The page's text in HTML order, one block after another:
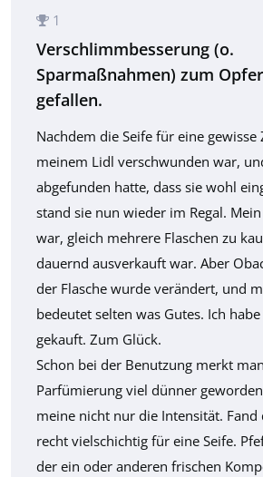
1
Verschlimmbesserung (o.
Sparmaßnahmen) zum Opfer
gefallen.
Nachdem die Seife für eine gewisse
meinem Lidl verschwunden war,
abgefunden hatte, dass sie wohl
stand sie nun wieder im Regal.
war, gleich mehrere Flaschen zu
dauernd ausverkauft war. Aber
der Flasche wurde verändert, und
bedeutet selten was Gutes. Ich
gekauft. Zum Glück.
Schon bei der Benutzung merkt
Parfümierung viel dünner
meine nicht nur die Intensität.
recht vielschichtig für eine Seife.
der ein oder anderen frischen